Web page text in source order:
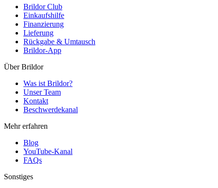
Brildor Club
Einkaufshilfe
Finanzierung
Lieferung
Rückgabe & Umtausch
Brildor-App
Über Brildor
Was ist Brildor?
Unser Team
Kontakt
Beschwerdekanal
Mehr erfahren
Blog
YouTube-Kanal
FAQs
Sonstiges